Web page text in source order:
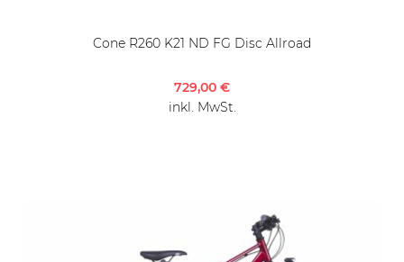
Cone R260 K21 ND FG Disc Allroad
729,00 €
inkl. MwSt.